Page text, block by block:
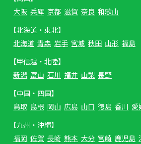
大阪 兵庫 京都 滋賀 奈良 和歌山
【北海道・東北】
北海道 青森 岩手 宮城 秋田 山形 福島
【甲信越・北陸】
新潟 富山 石川 福井 山梨 長野
【中国・四国】
鳥取 島根 岡山 広島 山口 徳島 香川 愛
【九州・沖縄】
福岡 佐賀 長崎 熊本 大分 宮崎 鹿児島